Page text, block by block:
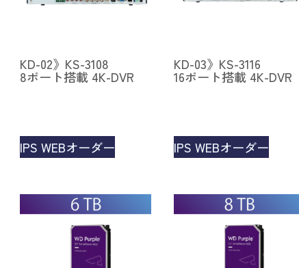
KD-02》KS-3108
8ポート搭載 4K-DVR
IPS WEBオーダー
KD-03》KS-3116
16ポート搭載 4K-DVR
IPS WEBオーダー